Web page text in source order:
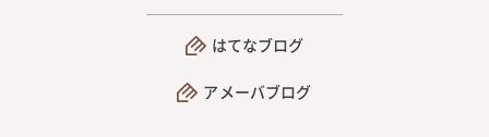
はてなブログ
アメーバブログ